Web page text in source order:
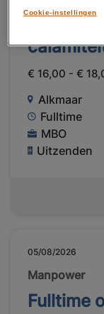
€ 16,00 - €
Alkmaar
Fulltime
MBO
Uitzenden
05/08/2026
Manpower
Fulltime
Cookie-instellingen